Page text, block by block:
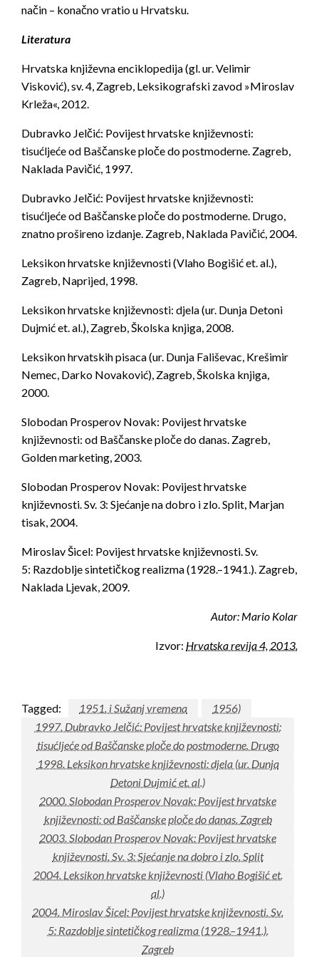
način – konačno vratio u Hrvatsku.
Literatura
Hrvatska književna enciklopedija(gl. ur. Velimir
Visković), sv. 4, Zagreb, Leksikografski zavod »Miroslav
Krleža«, 2012.
Dubravko Jelčić: Povijest hrvatske književnosti:
tisućljeće od Baščanske ploče do postmoderne. Zagreb,
Naklada Pavičić, 1997.
Dubravko Jelčić: Povijest hrvatske književnosti:
tisućljeće od Baščanske ploče do postmoderne. Drugo,
znatno prošireno izdanje. Zagreb, Naklada Pavičić, 2004.
Leksikon hrvatske književnosti(Vlaho Bogišić et. al.),
Zagreb, Naprijed, 1998.
Leksikon hrvatske književnosti: djela(ur. Dunja Detoni
Dujmić et. al.), Zagreb, Školska knjiga, 2008.
Leksikon hrvatskih pisaca(ur. Dunja Fališevac, Krešimir
Nemec, Darko Novaković), Zagreb, Školska knjiga,
2000.
Slobodan Prosperov Novak: Povijest hrvatske
književnosti: od Baščanske ploče do danas. Zagreb,
Golden marketing, 2003.
Slobodan Prosperov Novak: Povijest hrvatske
književnosti. Sv. 3: Sjećanje na dobro i zlo. Split, Marjan
tisak, 2004.
Miroslav Šicel: Povijest hrvatske književnosti. Sv.
5: Razdoblje sintetičkog realizma (1928.–1941.). Zagreb,
Naklada Ljevak, 2009.
Autor: Mario Kolar
Izvor: Hrvatska revija 4, 2013.
Tagged: 1951. i Sužanj vremena
1956)
1997. Dubravko Jelčić: Povijest hrvatske književnosti:
tisućljeće od Baščanske ploče do postmoderne. Drugo
1998. Leksikon hrvatske književnosti: djela (ur. Dunja
Detoni Dujmić et. al.)
2000. Slobodan Prosperov Novak: Povijest hrvatske
književnosti: od Baščanske ploče do danas. Zagreb
2003. Slobodan Prosperov Novak: Povijest hrvatske
književnosti. Sv. 3: Sjećanje na dobro i zlo. Split
2004. Leksikon hrvatske književnosti (Vlaho Bogišić et.
al.)
2004. Miroslav Šicel: Povijest hrvatske književnosti. Sv.
5: Razdoblje sintetičkog realizma (1928.–1941.).
Zagreb